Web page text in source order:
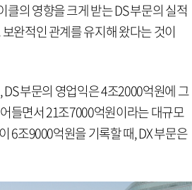
의 영향을 크게 받는 DS 부문의 실적
완적인 관계를 유지해 왔다는 것이
부문의 영업익은 4조2000억원에 그
들면서 21조7000억원이라는 대규모
6조9000억원을 기록할 때, DX 부문은